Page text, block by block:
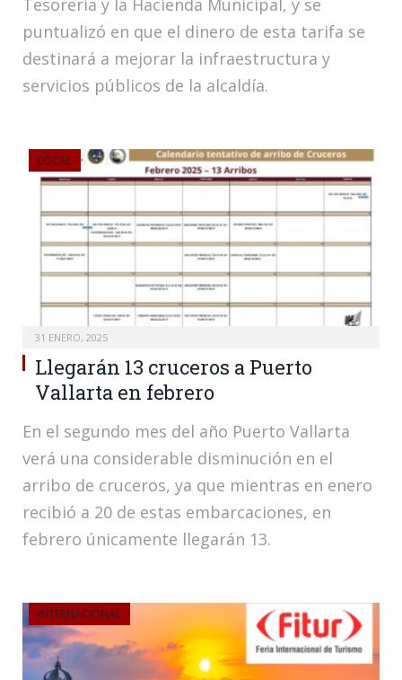
puntualizó en que el dinero de esta tarifa se
destinará a mejorar la infraestructura y
servicios públicos de la alcaldía.
LOCAL
31 ENERO, 2025
Llegarán 13 cruceros a Puerto
Vallarta en febrero
En el segundo mes del año Puerto Vallarta
verá una considerable disminución en el
arribo de cruceros, ya que mientras en enero
recibió a 20 de estas embarcaciones, en
febrero únicamente llegarán 13.
INTERNACIONAL